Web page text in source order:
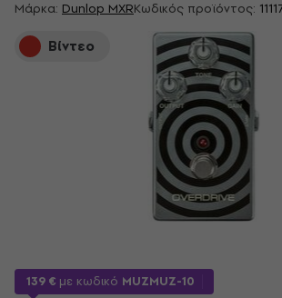
Μάρκα: Dunlop MXRΚωδικός προϊόντος:
Βίντεο
139 € με κωδικό MUZMUZ-10